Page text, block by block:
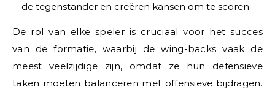
de tegenstander en creëren kansen om te scoren.
De rol van elke speler is cruciaal voor het succes
van de formatie, waarbij de wing-backs vaak de
meest veelzijdige zijn, omdat ze hun defensieve
taken moeten balanceren met offensieve bijdragen.